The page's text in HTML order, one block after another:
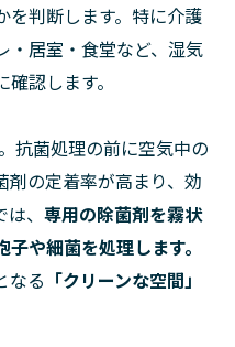
を判断します。特に介護
・居室・食堂など、湿気
認します。
抗菌処理の前に空気中の
剤の定着率が高まり、効
、 専用の除菌剤を霧状
や細菌を処理します。
なる 「クリーンな空間」